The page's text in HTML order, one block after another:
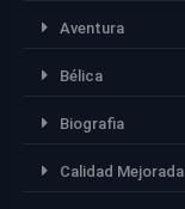
Aventura
Bélica
Biografia
Calidad Mejorada